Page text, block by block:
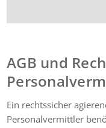
AGB und
Ein rechtssicher
Personalvermittler